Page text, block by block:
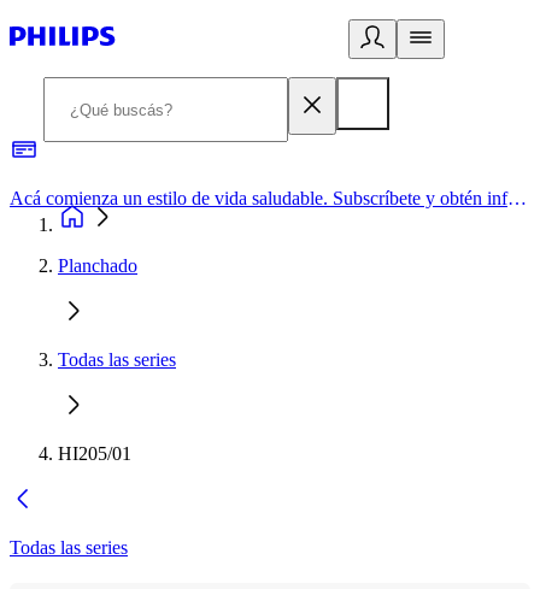
Acá comienza un estilo de vida saludable. Subscríbete y obtén información de primera mano
Planchado
Todas las series
HI205/01
Todas las series